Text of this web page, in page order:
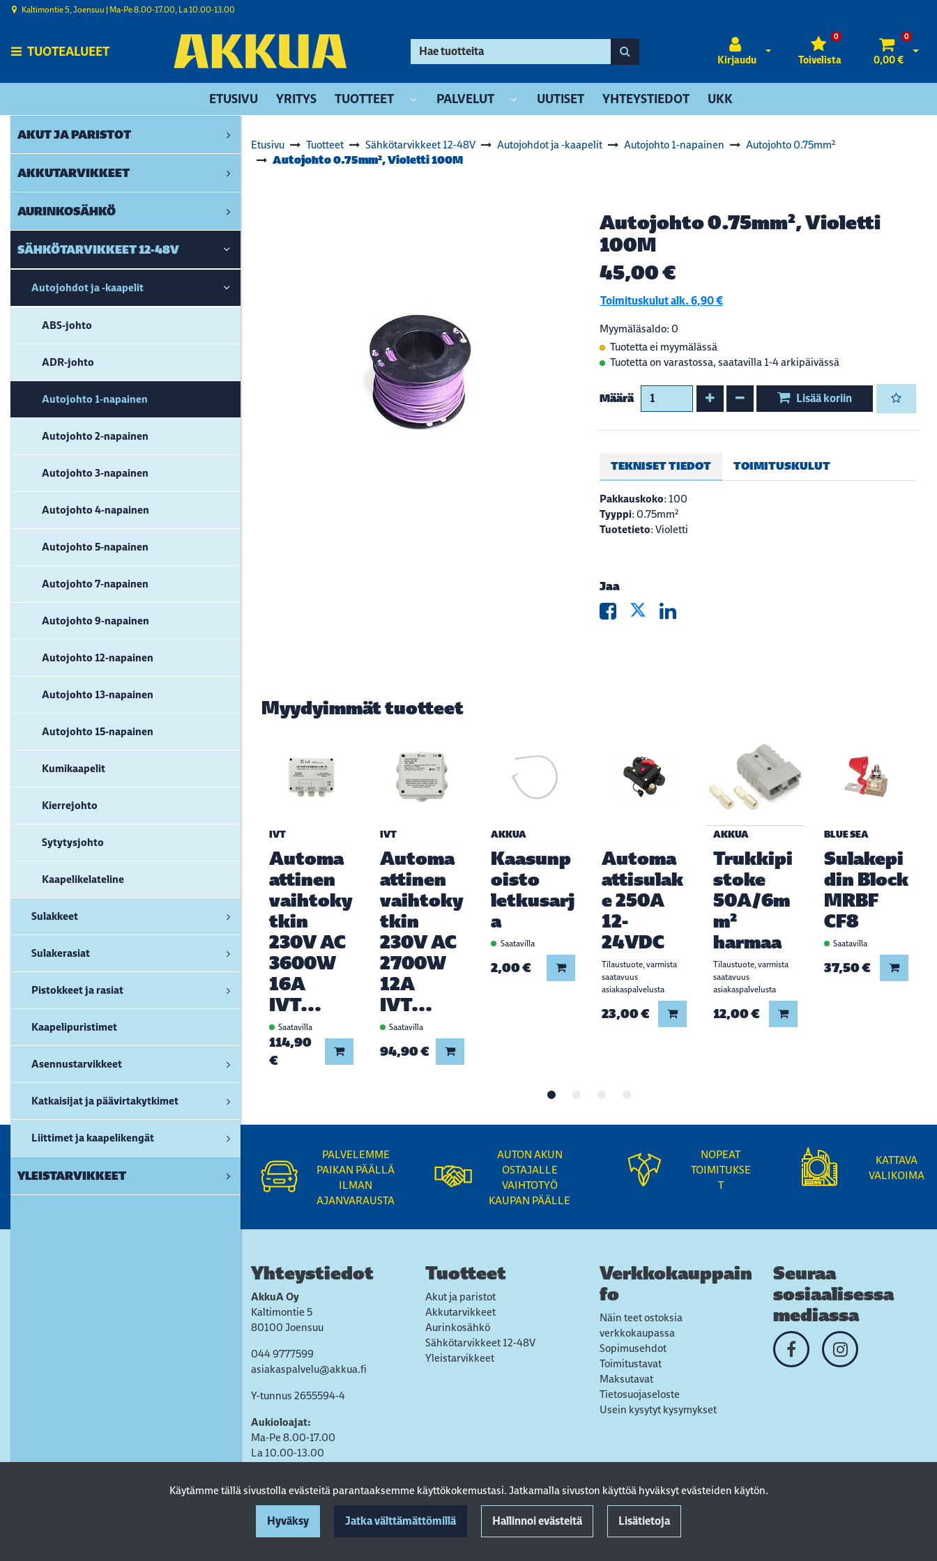
Käytämme tällä sivustolla evästeitä parantaaksemme käyttökokemustasi. Jatkamalla sivuston käyttöä hyväksyt evästeiden käytön.
Hyväksy Jatka välttämättömillä Hallinnoi evästeitä Lisätietoja
Siirry pääsisältöön
Kaltimontie 5, Joensuu | ​Ma-Pe 8.00-17.00, La 10.00-13.00
TUOTEALUEET
Kirjaudu
Avaa kirjautuminen
Toivelista
0 0
0,00 €
ETUSIVU YRITYS TUOTTEET PALVELUT UUTISET YHTEYSTIEDOT UKK
AKUT JA PARISTOT
AKKUTARVIKKEET
AURINKOSÄHKÖ
SÄHKÖTARVIKKEET 12-48V
Autojohdot ja -kaapelit
ABS-johto
ADR-johto
Autojohto 1-napainen
Autojohto 2-napainen
Autojohto 3-napainen
Autojohto 4-napainen
Autojohto 5-napainen
Autojohto 7-napainen
Autojohto 9-napainen
Autojohto 12-napainen
Autojohto 13-napainen
Autojohto 15-napainen
Kumikaapelit
Kierrejohto
Sytytysjohto
Kaapelikelateline
Sulakkeet
Sulakerasiat
Pistokkeet ja rasiat
Kaapelipuristimet
Asennustarvikkeet
Katkaisijat ja päävirtakytkimet
Liittimet ja kaapelikengät
YLEISTARVIKKEET
Etusivu Tuotteet Sähkötarvikkeet 12-48V Autojohdot ja -kaapelit Autojohto 1-napainen Autojohto 0.75mm²
Autojohto 0.75mm², Violetti 100M
Autojohto 0.75mm², Violetti
100M
45,00 €
Toimituskulut alk. 6,90 €
Myymäläsaldo: 0
Tuotetta ei myymälässä
Tuotetta on varastossa, saatavilla 1-4 arkipäivässä
Määrä Kasvata määrää
Vähennä määrääLisää koriin
TEKNISET TIEDOT TOIMITUSKULUT
Pakkauskoko: 100
Tyyppi: 0.75mm²
Tuotetieto: Violetti
Jaa
Myydyimmät tuotteet
IVT
Automa
attinen
vaihtoky
tkin
230V AC
3600W
16A
IVT...
Saatavilla
114,90
€
Lisää koriin
IVT
Automa
attinen
vaihtoky
tkin
230V AC
2700W
12A
IVT...
Saatavilla
94,90 € Lisää koriin
AKKUA
Kaasunp
oisto
letkusarj
a
Saatavilla
2,00 € Lisää koriin
Automa
attisulak
e 250A
12-
24VDC
Tilaustuote, varmista
saatavuus
asiakaspalvelusta
23,00 € Lisää koriin
AKKUA
Trukkipi
stoke
50A/6m
m²
harmaa
Tilaustuote, varmista
saatavuus
asiakaspalvelusta
12,00 € Lisää koriin
BLUE SEA
Sulakepi
din Block
MRBF
CF8
Saatavilla
37,50 € Lisää
PALVELEMME
PAIKAN PÄÄLLÄ
ILMAN
AJANVARAUSTA
AUTON AKUN
OSTAJALLE
VAIHTOTYÖ
KAUPAN PÄÄLLE
NOPEAT
TOIMITUKSE
T
KATTAVA
VALIKOIMA
Yhteystiedot
AkkuA Oy
Kaltimontie 5
80100 Joensuu
044 9777599
asiakaspalvelu@akkua.fi
Y-tunnus 2655594-4
Aukioloajat:
Ma-Pe 8.00-17.00
La 10.00-13.00
Tuotteet
Akut ja paristot
Akkutarvikkeet
Aurinkosähkö
Sähkötarvikkeet 12-48V
Yleistarvikkeet
Verkkokauppain
fo
Näin teet ostoksia
verkkokaupassa
Sopimusehdot
Toimitustavat
Maksutavat
Tietosuojaseloste
Usein kysytyt kysymykset
Seuraa
sosiaalisessa
mediassa